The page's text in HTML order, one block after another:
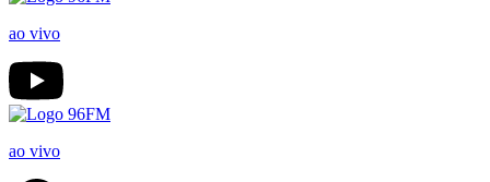
ao vivo
ao vivo